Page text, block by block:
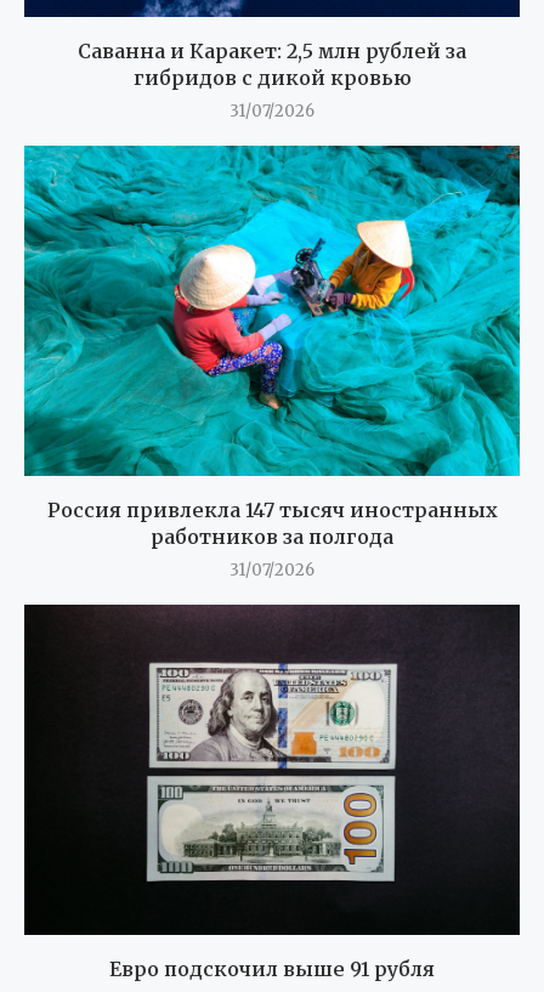
Саванна и Каракет: 2,5 млн рублей за
гибридов с дикой кровью
31/07/2026
Россия привлекла 147 тысяч иностранных
работников за полгода
31/07/2026
Евро подскочил выше 91 рубля